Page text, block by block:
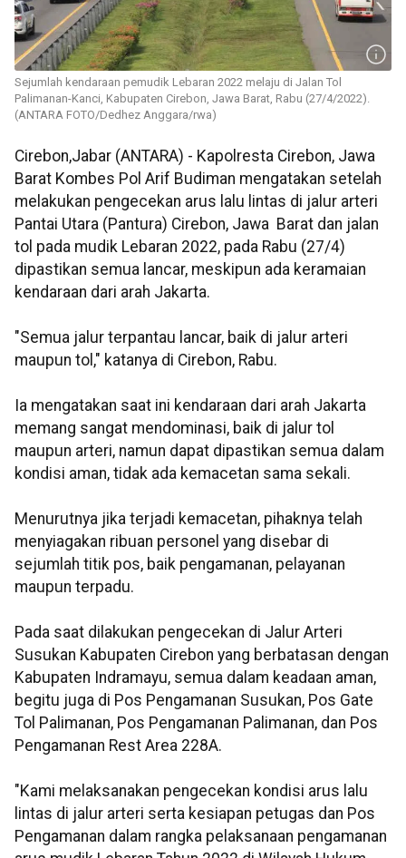
Sejumlah kendaraan pemudik Lebaran 2022 melaju di Jalan Tol
Palimanan-Kanci, Kabupaten Cirebon, Jawa Barat, Rabu (27/4/2022).
(ANTARA FOTO/Dedhez Anggara/rwa)
Cirebon,Jabar (ANTARA) - Kapolresta Cirebon, Jawa
Barat Kombes Pol Arif Budiman mengatakan setelah
melakukan pengecekan arus lalu lintas di jalur arteri
Pantai Utara (Pantura) Cirebon, Jawa Barat dan jalan
tol pada mudik Lebaran 2022, pada Rabu (27/4)
dipastikan semua lancar, meskipun ada keramaian
kendaraan dari arah Jakarta.
"Semua jalur terpantau lancar, baik di jalur arteri
maupun tol," katanya di Cirebon, Rabu.
Ia mengatakan saat ini kendaraan dari arah Jakarta
memang sangat mendominasi, baik di jalur tol
maupun arteri, namun dapat dipastikan semua dalam
kondisi aman, tidak ada kemacetan sama sekali.
Menurutnya jika terjadi kemacetan, pihaknya telah
menyiagakan ribuan personel yang disebar di
sejumlah titik pos, baik pengamanan, pelayanan
maupun terpadu.
Pada saat dilakukan pengecekan di Jalur Arteri
Susukan Kabupaten Cirebon yang berbatasan dengan
Kabupaten Indramayu, semua dalam keadaan aman,
begitu juga di Pos Pengamanan Susukan, Pos Gate
Tol Palimanan, Pos Pengamanan Palimanan, dan Pos
Pengamanan Rest Area 228A.
"Kami melaksanakan pengecekan kondisi arus lalu
lintas di jalur arteri serta kesiapan petugas dan Pos
Pengamanan dalam rangka pelaksanaan pengamanan